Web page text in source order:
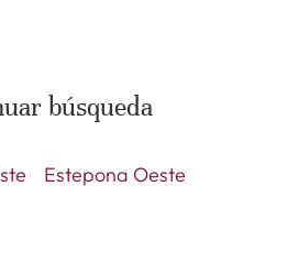
búsqueda
Estepona Oeste